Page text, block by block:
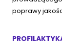
poprawy